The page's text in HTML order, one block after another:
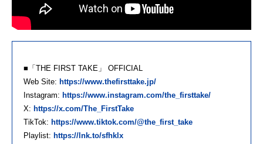
■「THE FIRST TAKE」 OFFICIAL
Web Site: https://www.thefirsttake.jp/
Instagram: https://www.instagram.com/the_firsttake/
X: https://x.com/The_FirstTake
TikTok: https://www.tiktok.com/@the_first_take
Playlist: https://lnk.to/sfhklx